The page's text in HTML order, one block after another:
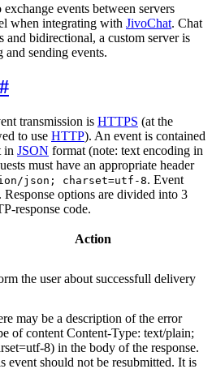
events between servers
when integrating with JivoChat. Chat
and bidirectional, a custom server is
sending events.
#
transmission is HTTPS (at the
to use HTTP). An event is contained
in JSON format (note: text encoding in
must have an appropriate header
json; charset=utf-8. Event
Response options are divided into 3
response code.
Action
the user about successfull delivery
may be a description of the error
of content Content-Type: text/plain;
8) in the body of the response.
event should not be resubmitted. It is